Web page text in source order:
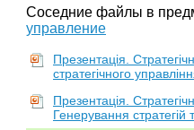
Соседние файлы в
управление
Презентація.
стратегічного
Презентація.
Генерування стратегій